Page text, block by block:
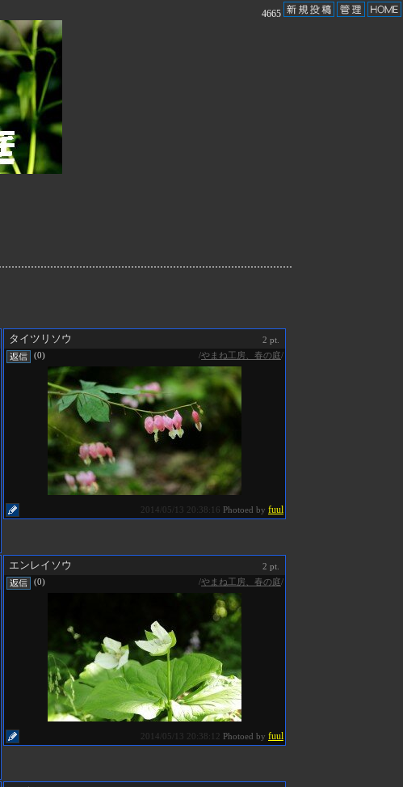
4665
タイツリソウ
2 pt.
(0)
/やまね工房、春の庭/
2014/05/13 20:38:16 Photoed by fuul
エンレイソウ
2 pt.
(0)
/やまね工房、春の庭/
2014/05/13 20:38:12 Photoed by fuul